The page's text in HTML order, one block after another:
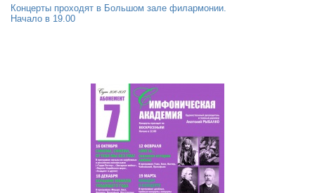
Концерты проходят в Большом зале филармонии.
Начало в 19.00